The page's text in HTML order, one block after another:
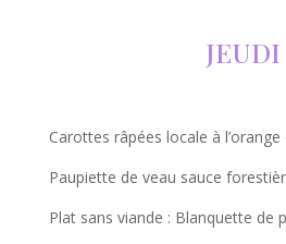
JEUDI
Carottes râpées locale à
Paupiette de veau sauce
Plat sans viande : Blanquette de